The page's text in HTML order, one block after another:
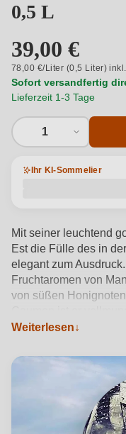
0,5 L
39,00 €
78,00 €/Liter (0,5 Liter)
Sofort versandfertig
Lieferzeit 1-3 Tage
1
Ihr KI-Sommelier
Mit seiner leuchtend
Est die Fülle des in
elegant zum
Fruchtaromen von
von süßen
harmonischen
unterstreicht und in
endet. Hergestellt aus
Kaltern Puiten
Monate in kleinen
gelagert werden,
Weiterlesen